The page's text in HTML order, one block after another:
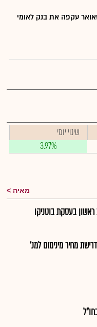
עקפה את בנק לאומי
שינוי יומי
3.97%
מאיה
בעסקת בוטניקו
מחיר מינימום למנ'